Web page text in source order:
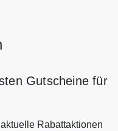
Gutscheine für
Rabattaktionen